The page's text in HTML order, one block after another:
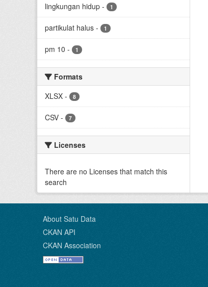
lingkungan hidup - 1
partikulat halus - 1
pm 10 - 1
Formats
XLSX - 8
CSV - 7
Licenses
There are no Licenses that match this
search
About Satu Data
CKAN API
CKAN Association